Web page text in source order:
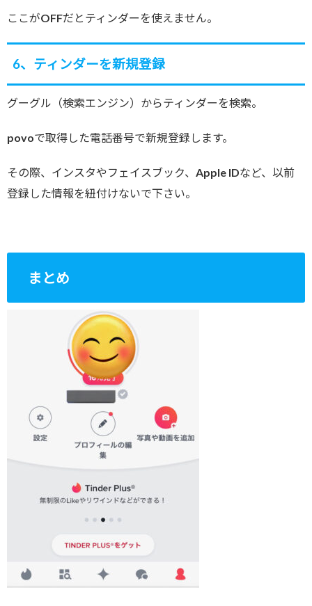
ここがOFFだとティンダーを使えません。
6、ティンダーを新規登録
グーグル（検索エンジン）からティンダーを検索。
povoで取得した電話番号で新規登録します。
その際、インスタやフェイスブック、Apple IDなど、以前
登録した情報を紐付けないで下さい。
まとめ